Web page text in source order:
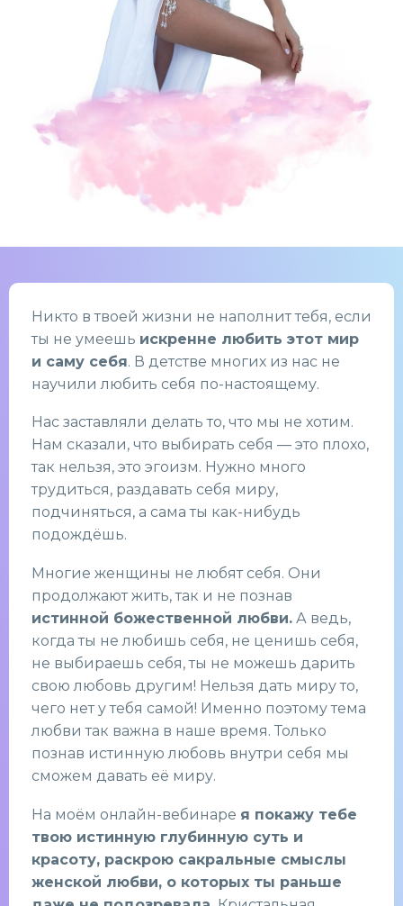
Никто в твоей жизни не наполнит тебя, если
ты не умеешь искренне любить этот мир
и саму себя. В детстве многих из нас не
научили любить себя по-настоящему.
Нас заставляли делать то, что мы не хотим.
Нам сказали, что выбирать себя — это плохо,
так нельзя, это эгоизм. Нужно много
трудиться, раздавать себя миру,
подчиняться, а сама ты как-нибудь
подождёшь.
Многие женщины не любят себя. Они
продолжают жить, так и не познав
истинной божественной любви. А ведь,
когда ты не любишь себя, не ценишь себя,
не выбираешь себя, ты не можешь дарить
свою любовь другим! Нельзя дать миру то,
чего нет у тебя самой! Именно поэтому тема
любви так важна в наше время. Только
познав истинную любовь внутри себя мы
сможем давать её миру.
На моём онлайн-вебинаре я покажу тебе
твою истинную глубинную суть и
красоту, раскрою сакральные смыслы
женской любви, о которых ты раньше